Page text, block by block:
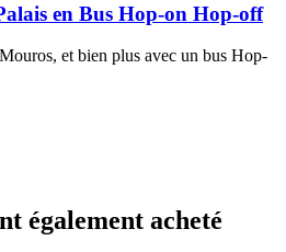
en Bus Hop-on Hop-off
et bien plus avec un bus Hop-
également acheté